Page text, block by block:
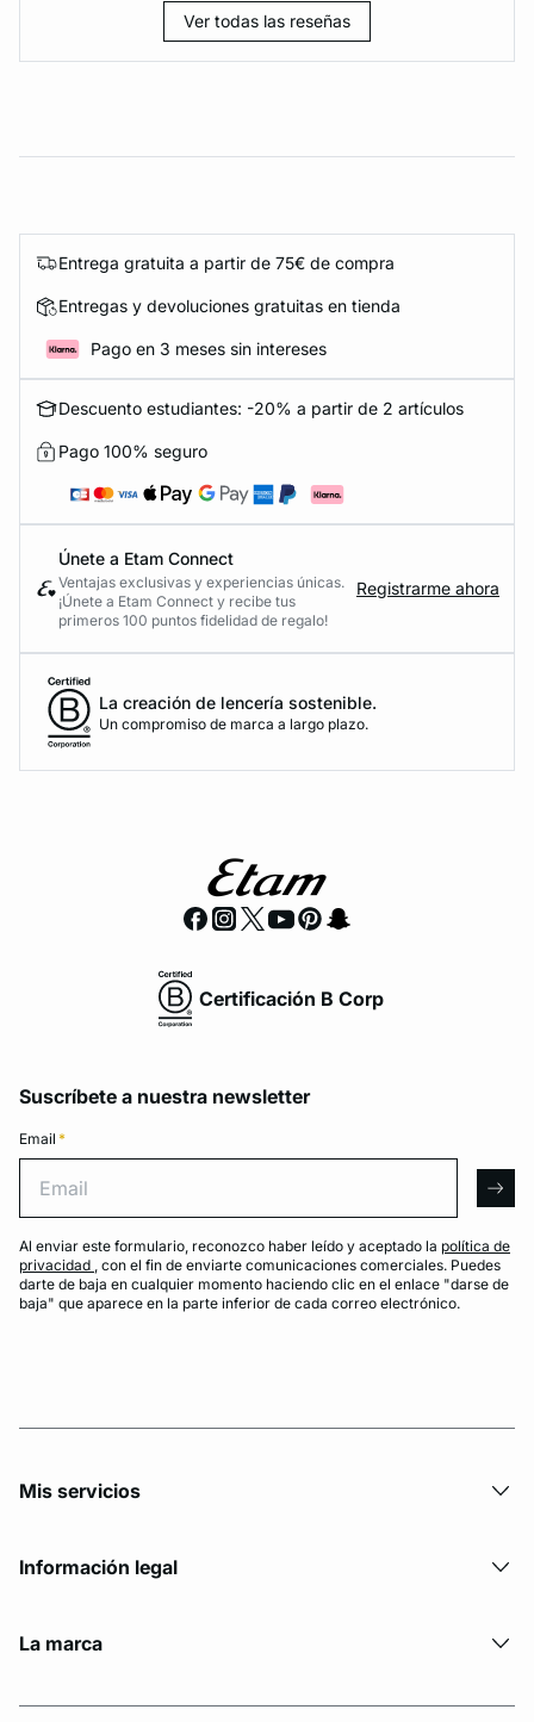
Ver todas las reseñas
Entrega gratuita a partir de 75€ de compra
Entregas y devoluciones gratuitas en tienda
Pago en 3 meses sin intereses
Descuento estudiantes: -20% a partir de 2 artículos
Pago 100% seguro
Únete a Etam Connect
Ventajas exclusivas y experiencias únicas.
¡Únete a Etam Connect y recibe tus
primeros 100 puntos fidelidad de regalo!
Registrarme ahora
La creación de lencería sostenible.
Un compromiso de marca a largo plazo.
Certificación B Corp
Suscríbete a nuestra newsletter
Email *
Al enviar este formulario, reconozco haber leído y aceptado la política de
privacidad , con el fin de enviarte comunicaciones comerciales. Puedes
darte de baja en cualquier momento haciendo clic en el enlace "darse de
baja" que aparece en la parte inferior de cada correo electrónico.
Mis servicios
Información legal
La marca